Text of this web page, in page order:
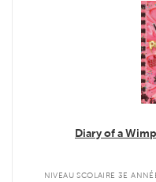
Diary of a
NIVEAU SCOLAIRE 3E